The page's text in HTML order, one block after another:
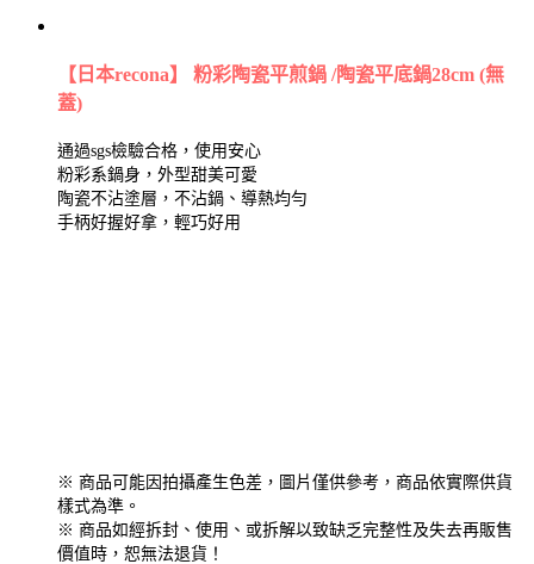
【日本recona】 粉彩陶瓷平煎鍋 /陶瓷平底鍋28cm (無
蓋)
通過sgs檢驗合格，使用安心
粉彩系鍋身，外型甜美可愛
陶瓷不沾塗層，不沾鍋、導熱均勻
手柄好握好拿，輕巧好用
※ 商品可能因拍攝產生色差，圖片僅供參考，商品依實際供貨
樣式為準。
※ 商品如經拆封、使用、或拆解以致缺乏完整性及失去再販售
價值時，恕無法退貨！